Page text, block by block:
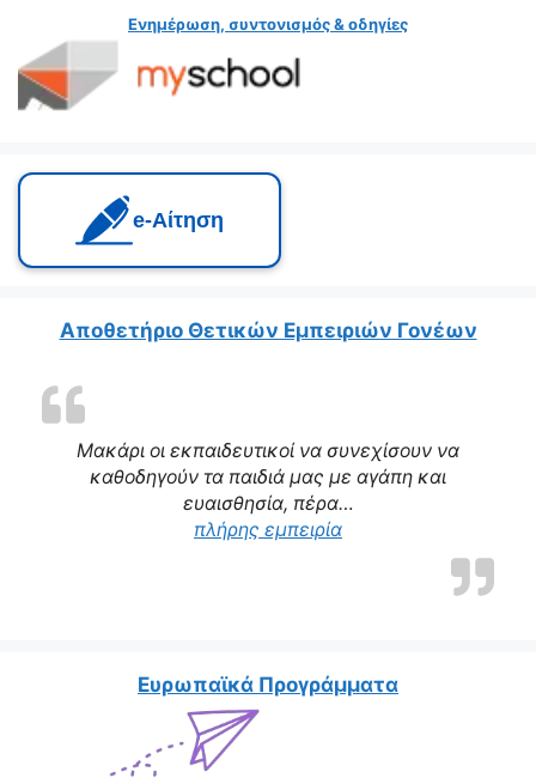
Ενημέρωση, συντονισμός & οδηγίες
e‑Αίτηση
Μακάρι οι εκπαιδευτικοί να συνεχίσουν να
καθοδηγούν τα παιδιά μας με αγάπη και
ευαισθησία, πέρα…
πλήρης εμπειρία
Αποθετήριο Θετικών Εμπειριών Γονέων
Ευρωπαϊκά Προγράμματα